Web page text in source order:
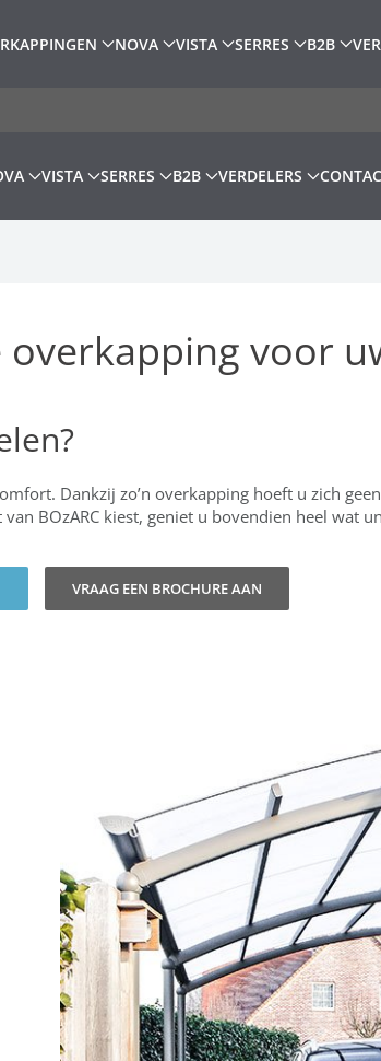
NOVA VISTA SERRES B2B
VISTA SERRES B2B VERDELERS
voor
Dankzij zo’n overkapping hoeft u zich
BOzARC kiest, geniet u bovendien heel wat
VRAAG EEN BROCHURE AAN